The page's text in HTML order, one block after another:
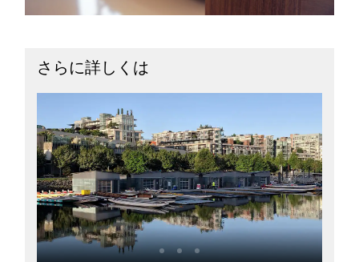
さらに詳しくは